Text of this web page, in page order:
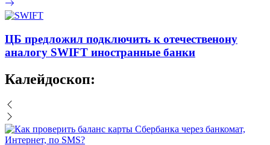
ЦБ предложил подключить к отечественону
аналогу SWIFT иностранные банки
Калейдоскоп: